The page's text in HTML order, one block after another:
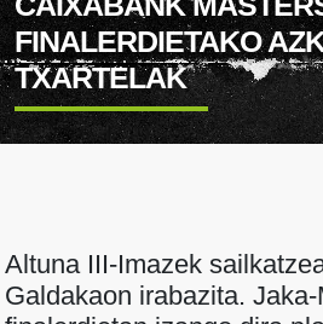
FINALERDIETAKO
TXARTELAK
Altuna III-Imazek
Galdakaon irabazita.